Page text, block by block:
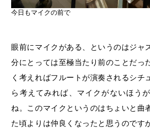
今日もマイクの前で
眼前にマイクがある、というのはジャ
分にとっては至極当たり前のことだっ
く考えればフルートが演奏されるシチ
ら考えてみれば、マイクがないほう
ね。このマイクというのはちょいと曲
た頃よりは仲良くなったと思うのです